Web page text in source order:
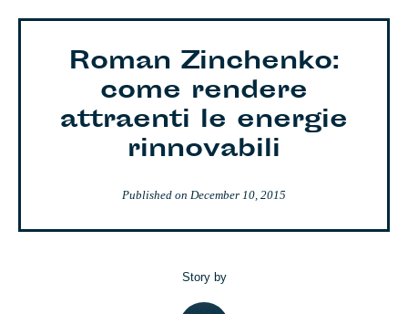
Roman Zinchenko:
come rendere
attraenti le energie
rinnovabili
Published on December 10, 2015
Story by